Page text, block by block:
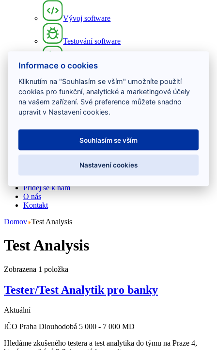
Vývoj software
Testování software
Projektové řízení
DevOps
Osobní rozvoj
UX a UI design
Meetupy
Přidej se k nám
O nás
Kontakt
Domov Test Analysis
Test Analysis
Zobrazena 1 položka
Tester/Test Analytik pro banky
Aktuální
IČO Praha Dlouhodobá 5 000 - 7 000 MD
Hledáme zkušeného testera a test analytika do týmu na Praze 4,
Informace o cookies
Kliknutím na "Souhlasím se vším" umožníte použití
cookies pro funkční, analytické a marketingové účely
na vašem zařízení. Své preference můžete snadno
upravit v Nastavení cookies.
Souhlasím se vším
Nastavení cookies